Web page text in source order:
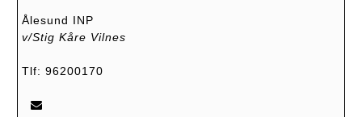
Ålesund INP
v/Stig Kåre Vilnes
Tlf: 96200170